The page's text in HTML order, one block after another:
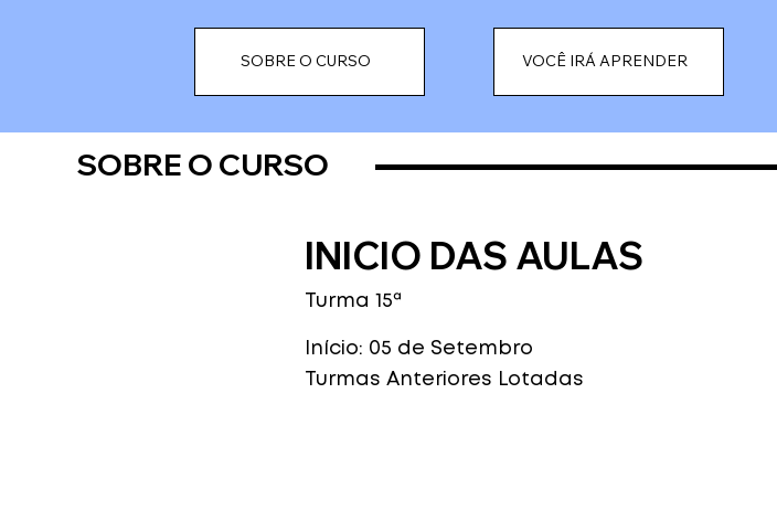
SOBRE O CURSO VOCÊ IRÁ APRENDER
SOBRE O CURSO
INICIO DAS AULAS
Turma 15ª
Início: 05 de Setembro
Turmas Anteriores Lotadas